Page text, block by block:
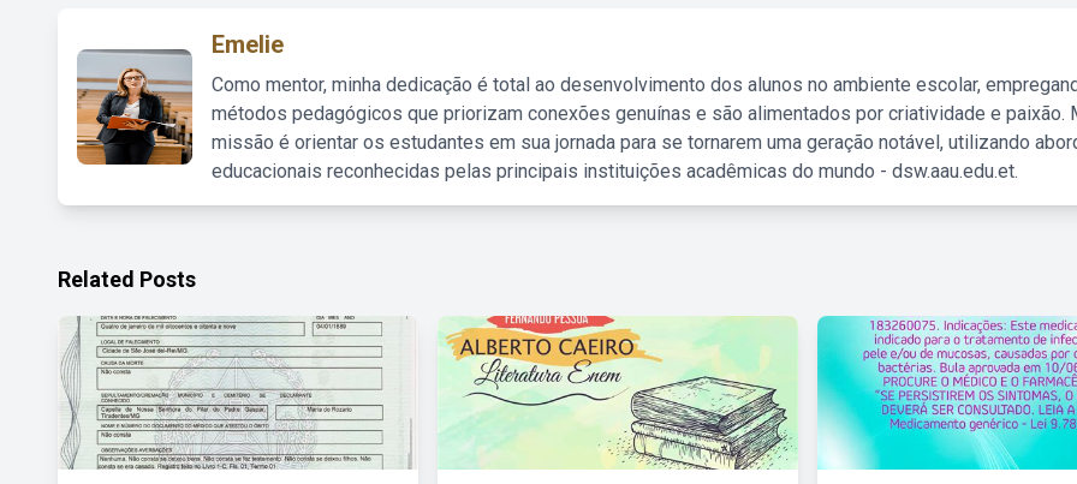
Emelie
Como mentor, minha dedicação é total ao desenvolvimento dos alunos no ambiente escolar,
métodos pedagógicos que priorizam conexões genuínas e são alimentados por criatividade e paixão.
missão é orientar os estudantes em sua jornada para se tornarem uma geração notável, utilizando
educacionais reconhecidas pelas principais instituições acadêmicas do mundo - dsw.aau.edu.et.
Related Posts